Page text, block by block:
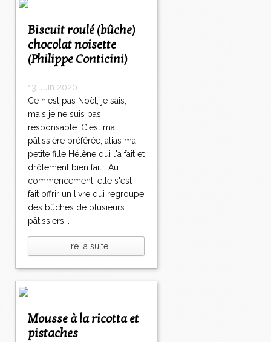
Biscuit roulé (bûche)
chocolat noisette
(Philippe Conticini)
13 Juin 2020
Ce n'est pas Noël, je sais,
mais je ne suis pas
responsable. C'est ma
pâtissière préférée, alias ma
petite fille Hélène qui l'a fait et
drôlement bien fait ! Au
commencement, elle s'est
fait offrir un livre qui regroupe
des bûches de plusieurs
pâtissiers...
Lire la suite
Mousse à la ricotta et
pistaches